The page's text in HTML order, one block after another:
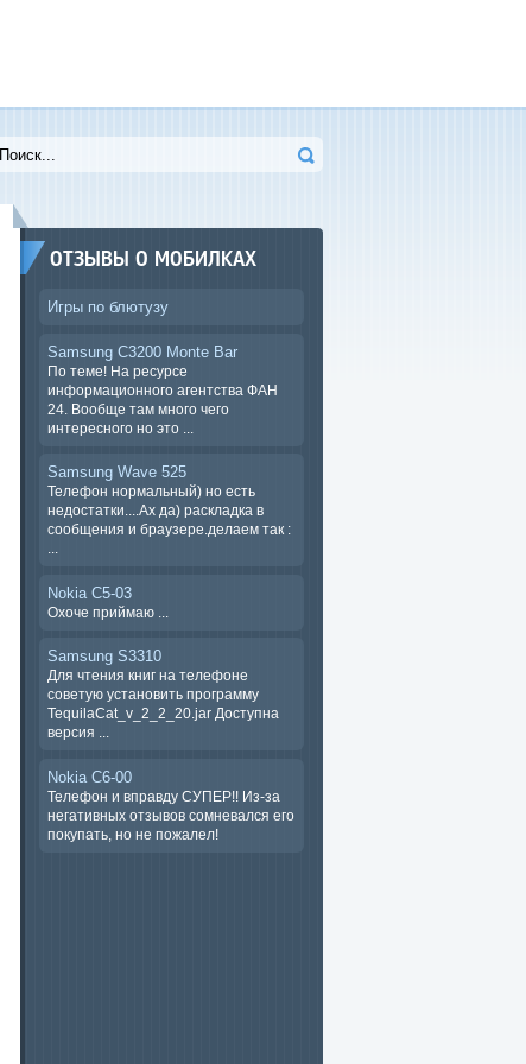
ОТЗЫВЫ О МОБИЛКАХ
Игры по блютузу
Samsung C3200 Monte Bar
По теме! На ресурсе
информационного агентства ФАН
24. Вообще там много чего
интересного но это ...
Samsung Wave 525
Телефон нормальный) но есть
недостатки....Ах да) раскладка в
сообщения и браузере.делаем так :
Nokia C5-03
Охоче ​​приймаю ...
Samsung S3310
Для чтения книг на телефоне
советую установить программу
TequilaCat_v_2_2_20.jar Доступна
версия ...
Nokia C6-00
Телефон и вправду СУПЕР!! Из-за
негативных отзывов сомневался его
покупать, но не пожалел!